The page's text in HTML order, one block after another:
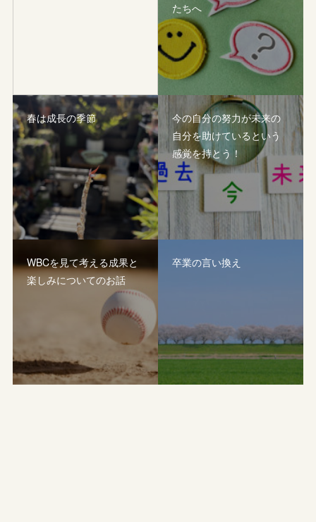
たちへ
春は成長の季節
今の自分の努力が未来の
自分を助けているという
感覚を持とう！
WBCを見て考える成果と
楽しみについてのお話
卒業の言い換え